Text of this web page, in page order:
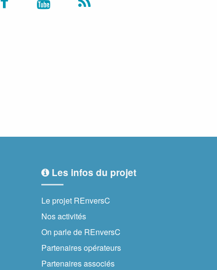
Les infos du projet
Le projet REnversC
Nos activités
On parle de REnversC
Partenaires opérateurs
Partenaires associés